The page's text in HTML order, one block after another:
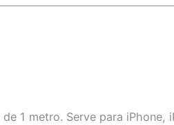
1 metro. Serve para iPhone,